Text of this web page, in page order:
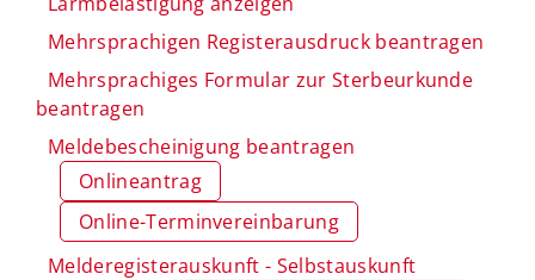
Mehrsprachigen Registerausdruck beantragen
Mehrsprachiges Formular zur Sterbeurkunde
beantragen
Meldebescheinigung beantragen
Onlineantrag
Online-Terminvereinbarung
Melderegisterauskunft - Selbstauskunft